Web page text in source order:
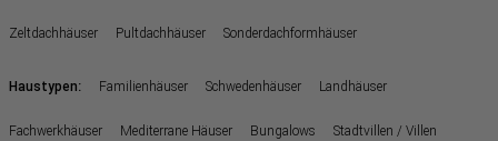
Zeltdachhäuser Pultdachhäuser Sonderdachformhäuser
Haustypen: Familienhäuser Schwedenhäuser Landhäuser
Fachwerkhäuser Mediterrane Häuser Bungalows Stadtvillen / Villen